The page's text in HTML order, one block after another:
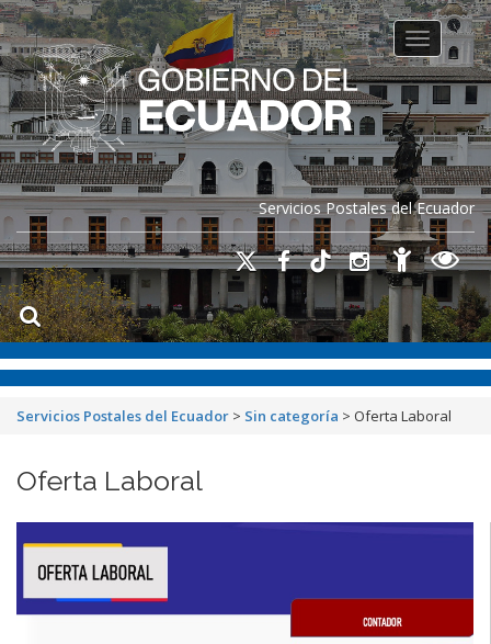
Servicios Postales del Ecuador
Toggle
Servicios Postales del Ecuador > Sin categoría > Oferta Laboral
Oferta Laboral